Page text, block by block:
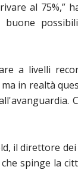
al 75%,”
a livelli
in realtà
il direttore
spinge la